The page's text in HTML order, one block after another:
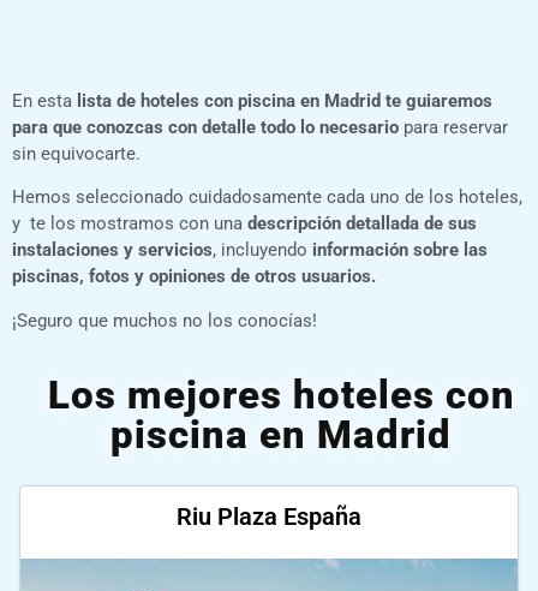
En esta lista de hoteles con piscina en Madrid te guiaremos
para que conozcas con detalle todo lo necesario para reservar
sin equivocarte.
Hemos seleccionado cuidadosamente cada uno de los hoteles,
y te los mostramos con una descripción detallada de sus
instalaciones y servicios, incluyendo información sobre las
piscinas, fotos y opiniones de otros usuarios.
¡Seguro que muchos no los conocías!
Los mejores hoteles con
piscina en Madrid
Riu Plaza España